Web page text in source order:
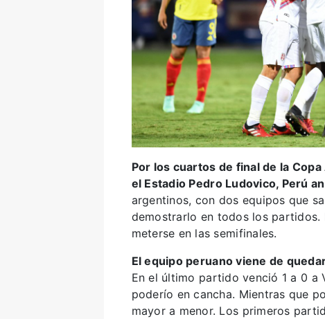
Por los cuartos de final de la
el Estadio Pedro Ludovico, Perú
argentinos, con dos equipos que
demostrarlo en todos los partidos.
meterse en las semifinales.
El equipo peruano viene de
En el último partido venció 1 a 0 a
poderío en cancha. Mientras que
mayor a menor. Los primeros